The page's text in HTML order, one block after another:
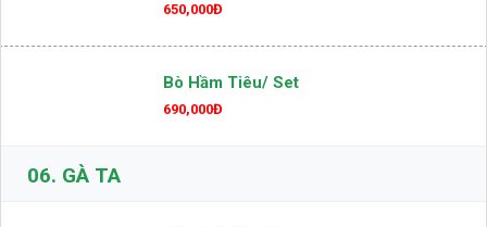
650,000Đ
Bò Hầm Tiêu/ Set
690,000Đ
06. GÀ TA